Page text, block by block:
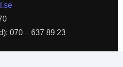
070 – 637 89 23